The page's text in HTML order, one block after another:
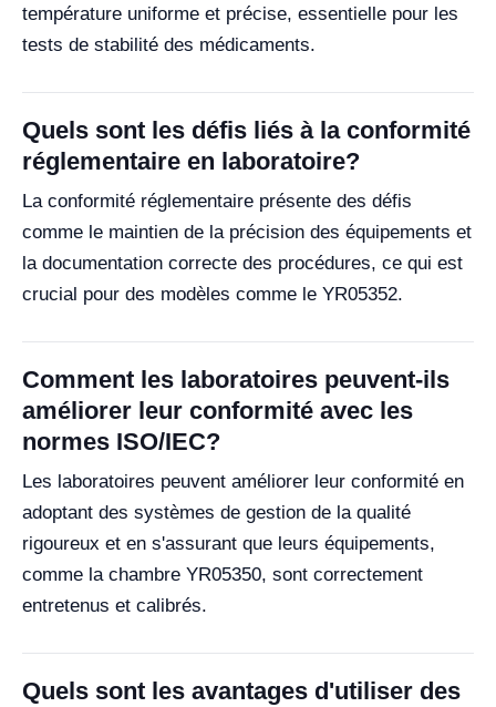
température uniforme et précise, essentielle pour les
tests de stabilité des médicaments.
Quels sont les défis liés à la conformité
réglementaire en laboratoire?
La conformité réglementaire présente des défis
comme le maintien de la précision des équipements et
la documentation correcte des procédures, ce qui est
crucial pour des modèles comme le YR05352.
Comment les laboratoires peuvent-ils
améliorer leur conformité avec les
normes ISO/IEC?
Les laboratoires peuvent améliorer leur conformité en
adoptant des systèmes de gestion de la qualité
rigoureux et en s'assurant que leurs équipements,
comme la chambre YR05350, sont correctement
entretenus et calibrés.
Quels sont les avantages d'utiliser des